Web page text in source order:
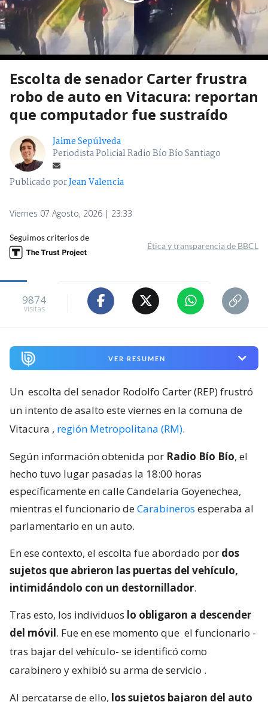
Escolta de senador Carter frustra
robo de auto en Vitacura: reportan
que computador fue sustraído
Jaime Sepúlveda
Periodista Policial Radio Bío Bío Santiago
Publicado porJean Valencia
Viernes 07 Agosto, 2026 | 23:33
Seguimos criterios de
Ética y transparencia de BBCL
9874
visitas
VER RESUMEN
Un escolta del senador Rodolfo Carter (REP) frustró
un intento de asalto este viernes en la comuna de
Vitacura , región Metropolitana (RM).
Según información obtenida por Radio Bío Bío, el
hecho tuvo lugar pasadas la 18:00 horas
específicamente en calle Candelaria Goyenechea,
mientras el funcionario deCarabineros esperaba al
parlamentario en un auto.
En ese contexto, el escolta fue abordado por dos
sujetos que abrieron las puertas del vehículo,
intimidándolo con un destornillador.
Tras esto, los individuos lo obligaron a descender
del móvil. Fue en ese momento que el funcionario -
tras bajar del vehículo- se identificó como
carabinero y exhibió su arma de servicio .
Al percatarse de ello, los sujetos bajaron del auto